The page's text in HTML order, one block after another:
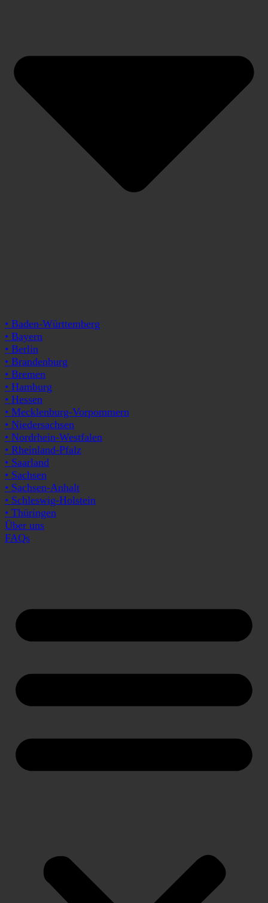
• Baden-Württemberg
• Bayern
• Berlin
• Brandenburg
• Bremen
• Hamburg
• Hessen
• Mecklenburg-Vorpommern
• Niedersachsen
• Nordrhein-Westfalen
• Rheinland-Pfalz
• Saarland
• Sachsen
• Sachsen-Anhalt
• Schleswig-Holstein
• Thüringen
Über uns
FAQs